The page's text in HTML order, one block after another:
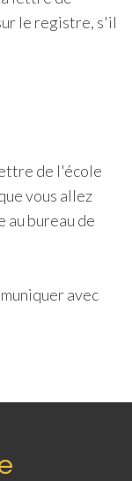
le registre, s'il
de l'école
vous allez
bureau de
avec